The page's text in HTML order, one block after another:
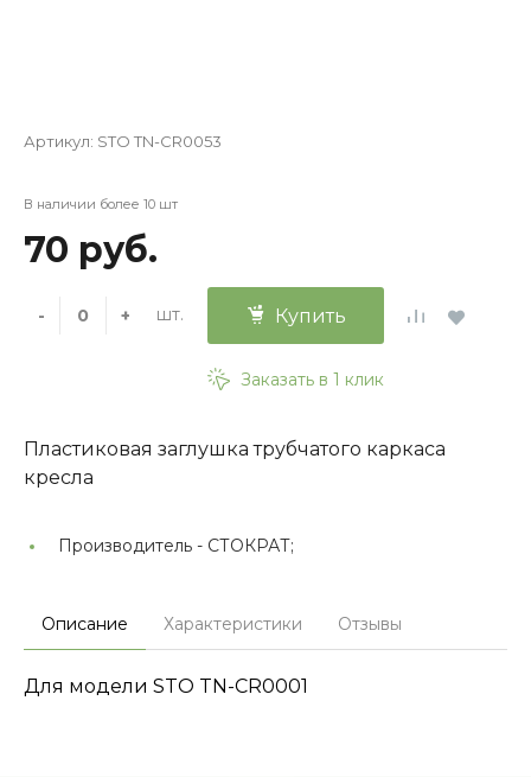
Артикул: STO TN-CR0053
В наличии более 10 шт
70 руб.
- + шт. Купить
Заказать в 1 клик
Пластиковая заглушка трубчатого каркаса
кресла
Производитель - СТОКРАТ;
Описание Характеристики Отзывы
Для модели STO TN-CR0001